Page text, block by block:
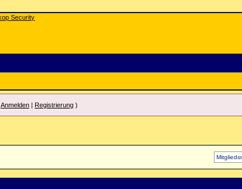
Anmelden| Registrierung)